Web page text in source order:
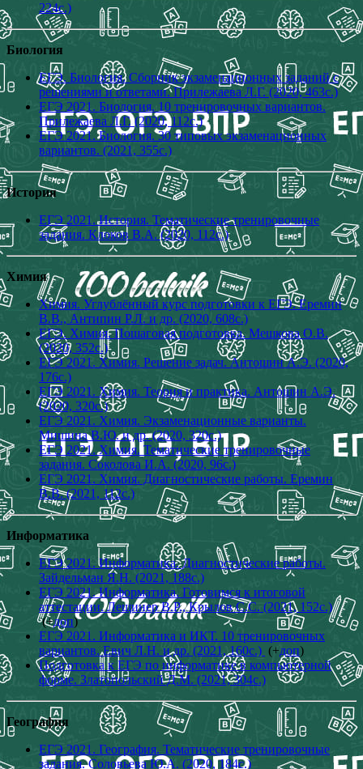
224с.)
Биология
ЕГЭ. Биология. Сборник экзаменационных заданий с
решениями и ответами. Прилежаева Л.Г. (2020, 463с.)
ЕГЭ 2021. Биология. 10 тренировочных вариантов.
Прилежаева Л.Г. (2020, 112с.)
ЕГЭ 2021. Биология. 30 типовых экзаменационных
вариантов. (2021, 355с.)
История
ЕГЭ 2021. История. Тематические тренировочные
задания. Клоков В.А. (2020, 112с.)
Химия
Химия. Углублённый курс подготовки к ЕГЭ. Еремин
В.В., Антипин Р.Л. и др. (2020, 608с.)
ЕГЭ. Химия. Пошаговая подготовка. Мешкова О.В.
(2020, 352с.)
ЕГЭ 2021. Химия. Решение задач. Антошин А.Э. (2020,
176с.)
ЕГЭ 2021. Химия. Теория и практика. Антошин А.Э.
(2020, 320с.)
ЕГЭ 2021. Химия. Экзаменационные варианты.
Мишина В.Ю. и др. (2020, 320с.)
ЕГЭ 2021. Химия. Тематические тренировочные
задания. Соколова И.А. (2020, 96с.)
ЕГЭ 2021. Химия. Диагностические работы. Еремин
В.В. (2021, 112с.)
Информатика
ЕГЭ 2021. Информатика. Диагностические работы.
Зайдельман Я.Н. (2021, 188с.)
ЕГЭ 2021. Информатика. Готовимся к итоговой
аттестации. Лещинер В.Р., Крылов С.С. (2021, 152с.)
(+доп)
ЕГЭ 2021. Информатика и ИКТ. 10 тренировочных
вариантов. Евич Л.Н. и др. (2021, 160с.) (+доп)
Подготовка к ЕГЭ по информатике в компьютерной
форме. Златопольский Д.М. (2021, 304с.)
География
ЕГЭ 2021. География. Тематические тренировочные
задания. Соловьева Ю.А. (2020, 184с.)